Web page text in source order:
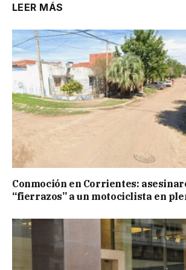
LEER MÁS
Conmoción en Corrientes:
“fierrazos” a un motociclista en